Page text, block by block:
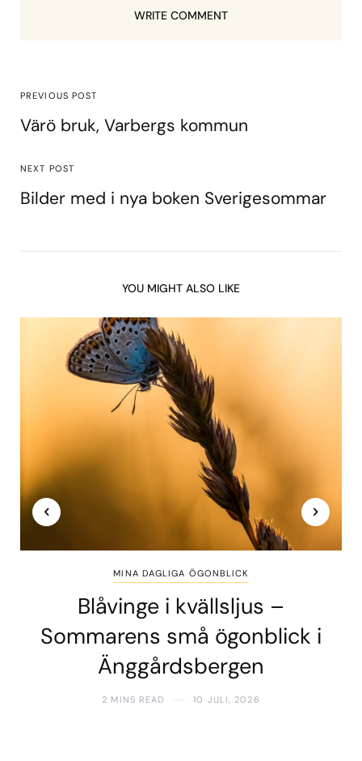
WRITE COMMENT
PREVIOUS POST
Värö bruk, Varbergs kommun
NEXT POST
Bilder med i nya boken Sverigesommar
YOU MIGHT ALSO LIKE
MINA DAGLIGA ÖGONBLICK
Blåvinge i kvällsljus –
Sommarens små ögonblick i
Änggårdsbergen
2 MINS READ 10 JULI, 2026